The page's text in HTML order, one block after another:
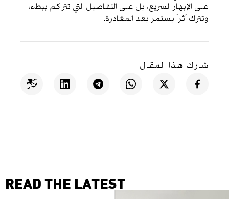
على الإبهار السريع، بل على التفاصيل التي تتراكم ببطء،
وتترك أثراً يستمر بعد المغادرة.
شارك هذا المقال
READ THE LATEST